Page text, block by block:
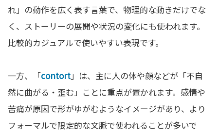
れ」の動作を広く表す言葉で、物理的な動きだけでな
く、ストーリーの展開や状況の変化にも使われます。
比較的カジュアルで使いやすい表現です。
一方、「contort」は、主に人の体や顔などが「不自
然に曲がる・歪む」ことに重点が置かれます。感情や
苦痛が原因で形がゆがむようなイメージがあり、より
フォーマルで限定的な文脈で使われることが多いで